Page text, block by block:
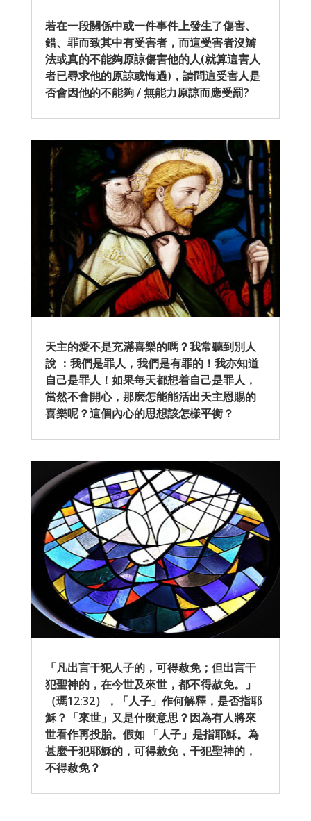
若在一段關係中或一件事件上發生了傷害、
錯、罪而致其中有受害者，而這受害者沒辧
法或真的不能夠原諒傷害他的人(就算這害人
者已尋求他的原諒或悔過)，請問這受害人是
否會因他的不能夠 / 無能力原諒而應受罰?
天主的愛不是充滿喜樂的嗎？我常聽到別人
說 ：我們是罪人，我們是有罪的！我亦知道
自己是罪人！如果每天都想着自己是罪人，
當然不會開心，那麽怎能能活出天主恩賜的
喜樂呢？這個內心的思想該怎樣平衡？
「凡出言干犯人子的，可得赦免；但出言干
犯聖神的，在今世及來世，都不得赦免。」
（瑪12:32），「人子」作何解釋，是否指耶
穌？「來世」又是什麼意思？因為有人將來
世看作再投胎。假如 「人子」是指耶穌。為
甚麼干犯耶穌的，可得赦免，干犯聖神的，
不得赦免？